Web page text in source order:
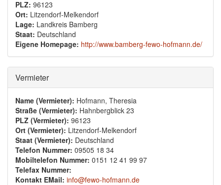
PLZ: 96123
Ort: Litzendorf-Melkendorf
Lage: Landkreis Bamberg
Staat: Deutschland
Eigene Homepage: http://www.bamberg-fewo-hofmann.de/
Ausblenden
Vermieter
Name (Vermieter): Hofmann, Theresia
Straße (Vermieter): Hahnbergblick 23
PLZ (Vermieter): 96123
Ort (Vermieter): Litzendorf-Melkendorf
Staat (Vermieter): Deutschland
Telefon Nummer: 09505 18 34
Mobiltelefon Nummer: 0151 12 41 99 97
Telefax Nummer:
Kontakt EMail: info@fewo-hofmann.de